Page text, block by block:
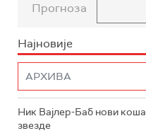
Прогноза
Најновије
Ник Вајлер-Баб нови
звезде